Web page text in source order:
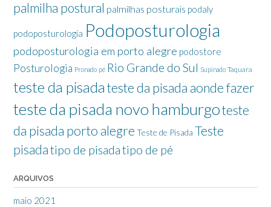
palmilha postural palmilhas posturais podaly
podoposturologia Podoposturologia
podoposturologia em porto alegre podostore
Posturologia Pronado pé Rio Grande do Sul Supinado Taquara
teste da pisadateste da pisada aonde fazer
teste da pisada novo hamburgoteste
da pisada porto alegre Teste de Pisada Teste
pisadatipo de pisadatipo de pé
ARQUIVOS
maio 2021